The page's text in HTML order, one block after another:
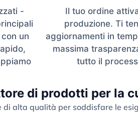
-
un
Il tuo ordine
produzione. Ti
aggiornamenti in
massima
tutto il
di prodotti per la
alta qualità per soddisfare le